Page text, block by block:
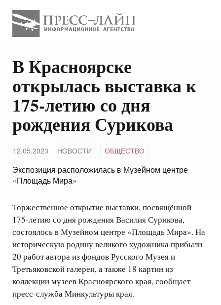
В Красноярске
открылась выставка к
175-летию со дня
рождения Сурикова
12.05.2023 НОВОСТИ ОБЩЕСТВО
Экспозиция расположилась в Музейном центре
«Площадь Мира»
Торжественное открытие выставки, посвящённой
175-летию со дня рождения Василия Сурикова,
состоялось в Музейном центре «Площадь Мира». На
историческую родину великого художника прибыли
20 работ автора из фондов Русского Музея и
Третьяковской галереи, а также 18 картин из
коллекции музеев Красноярского края, сообщает
пресс-служба Минкультуры края.